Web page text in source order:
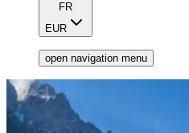
FR
EUR
open navigation menu